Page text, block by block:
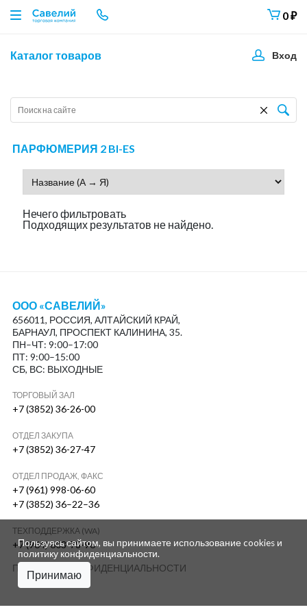
0₽
Каталог товаров Вход
ПАРФЮМЕРИЯ 2 BI-ES
Нечего фильтровать
Подходящих результатов не найдено.
ООО «САВЕЛИЙ»
656011, РОССИЯ, АЛТАЙСКИЙ КРАЙ,
БАРНАУЛ, ПРОСПЕКТ КАЛИНИНА, 35.
ПН–ЧТ: 9:00–17:00
ПТ: 9:00–15:00
СБ, ВС: ВЫХОДНЫЕ
ТОРГОВЫЙ ЗАЛ
+7 (3852) 36-26-00
ОТДЕЛ ЗАКУПА
+7 (3852) 36-27-47
ОТДЕЛ ПРОДАЖ, ФАКС
+7 (961) 998-06-60
+7 (3852) 36–22–36
ТЕХПОДДЕРЖКА (WA)
+7 (964) 603-78-96
ПОЛИТИКА КОНФИДЕНЦИАЛЬНОСТИ
Пользуясь сайтом, вы принимаете использование cookies и
политику конфиденциальности.
Принимаю